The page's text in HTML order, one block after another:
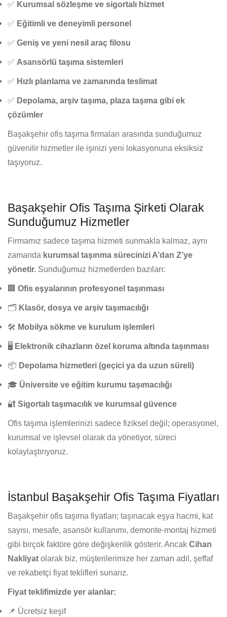
✅ Kurumsal sözleşme ve sigortalı hizmet
✅ Eğitimli ve deneyimli personel
✅ Geniş ve yeni nesil araç filosu
✅ Asansörlü taşıma sistemleri
✅ Hızlı planlama ve zamanında teslimat
✅ Depolama, arşiv taşıma, plaza taşıma gibi ek
çözümler
Başakşehir ofis taşıma firmaları arasında sunduğumuz
güvenilir hizmetler ile işinizi yeni lokasyonuna eksiksiz
taşıyoruz.
Başakşehir Ofis Taşıma Şirketi Olarak
Sunduğumuz Hizmetler
Firmamız sadece taşıma hizmeti sunmakla kalmaz, aynı
zamanda kurumsal taşınma sürecinizi A’dan Z’ye
yönetir. Sunduğumuz hizmetlerden bazıları:
🏢 Ofis eşyalarının profesyonel taşınması
🗂️ Klasör, dosya ve arşiv taşımacılığı
🛠️ Mobilya sökme ve kurulum işlemleri
🖥️ Elektronik cihazların özel koruma altında taşınması
📦 Depolama hizmetleri (geçici ya da uzun süreli)
🎓 Üniversite ve eğitim kurumu taşımacılığı
🔐 Sigortalı taşımacılık ve kurumsal güvence
Ofis taşıma işlemlerinizi sadece fiziksel değil; operasyonel,
kurumsal ve işlevsel olarak da yönetiyor, süreci
kolaylaştırıyoruz.
İstanbul Başakşehir Ofis Taşıma Fiyatları
Başakşehir ofis taşıma fiyatları; taşınacak eşya hacmi, kat
sayısı, mesafe, asansör kullanımı, demonte-montaj hizmeti
gibi birçok faktöre göre değişkenlik gösterir. Ancak Cihan
Nakliyat olarak biz, müşterilerimize her zaman adil, şeffaf
ve rekabetçi fiyat teklifleri sunarız.
Fiyat teklifimizde yer alanlar:
📌 Ücretsiz keşif